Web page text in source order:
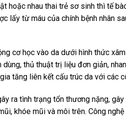
hoặc nhau thai trẻ sơ sinh thì tế
lấy từ máu của chính bệnh nhân
cơ học vào da dưới hình thức
thủ thuật trị liệu đơn giản,
tăng liên kết cấu trúc da với các
ra tình trạng tổn thương nặng,
khóe mũi và môi trên. Công